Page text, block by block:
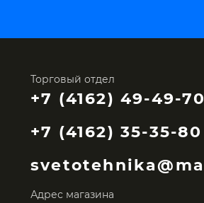
Торговый отдел
+7 (4162) 49-49-70
+7 (4162) 35-35-80
Адрес магазина